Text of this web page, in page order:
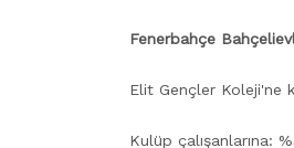
Fenerbahçe
Elit Gençler Koleji'ne
Kulüp çalışanlarına: